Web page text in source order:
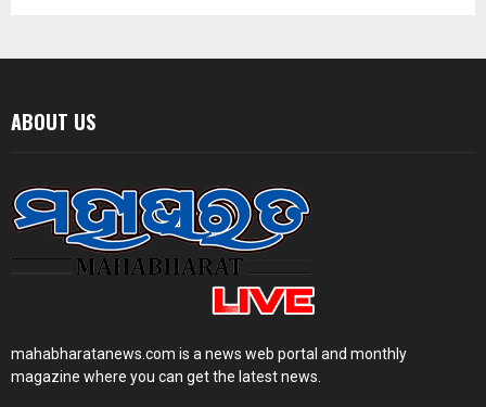
ABOUT US
mahabharatanews.com is a news web portal and monthly
magazine where you can get the latest news.